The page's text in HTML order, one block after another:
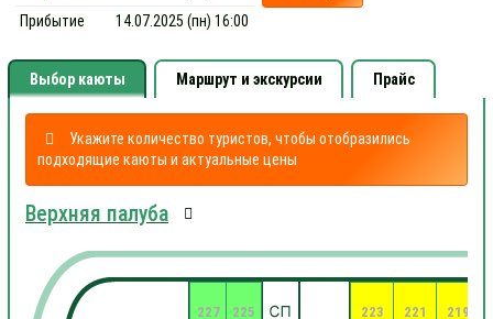
Прибытие
14.07.2025 (пн) 16:00
Выбор каюты Маршрут и экскурсии Прайс
Укажите количество туристов, чтобы отобразились
подходящие каюты и актуальные цены
Верхняя палуба
219
221
223
225
227